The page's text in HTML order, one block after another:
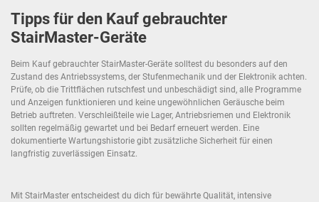
Tipps für den Kauf gebrauchter
StairMaster-Geräte
Beim Kauf gebrauchter StairMaster-Geräte solltest du besonders auf den
Zustand des Antriebssystems, der Stufenmechanik und der Elektronik achten.
Prüfe, ob die Trittflächen rutschfest und unbeschädigt sind, alle Programme
und Anzeigen funktionieren und keine ungewöhnlichen Geräusche beim
Betrieb auftreten. Verschleißteile wie Lager, Antriebsriemen und Elektronik
sollten regelmäßig gewartet und bei Bedarf erneuert werden. Eine
dokumentierte Wartungshistorie gibt zusätzliche Sicherheit für einen
langfristig zuverlässigen Einsatz.
Mit StairMaster entscheidest du dich für bewährte Qualität, intensive